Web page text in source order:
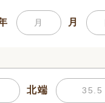
月
北端